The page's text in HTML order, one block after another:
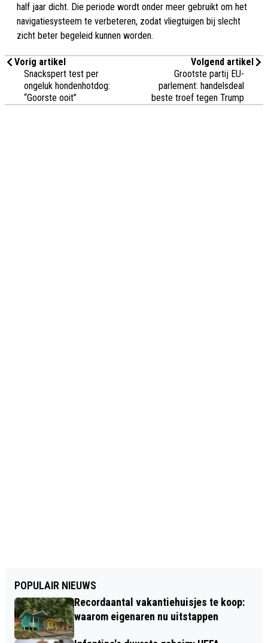
half jaar dicht. Die periode wordt onder meer gebruikt om het
navigatiesysteem te verbeteren, zodat vliegtuigen bij slecht
zicht beter begeleid kunnen worden.
Vorig artikel
Snackspert test per
ongeluk hondenhotdog:
“Goorste ooit”
Volgend artikel
Grootste partij EU-
parlement: handelsdeal
beste troef tegen Trump
POPULAIR NIEUWS
Recordaantal vakantiehuisjes te koop:
waarom eigenaren nu uitstappen